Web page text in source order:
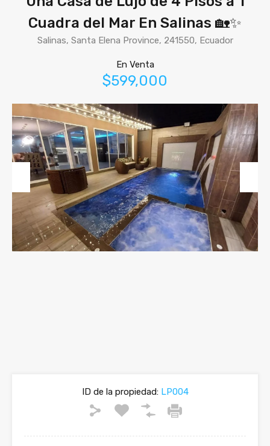
Cuadra del Mar En Salinas 🏡✨
Salinas, Santa Elena Province, 241550, Ecuador
En Venta
$599,000
Previous Next
ID de la propiedad:LP004